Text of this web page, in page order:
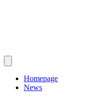
Homepage
News